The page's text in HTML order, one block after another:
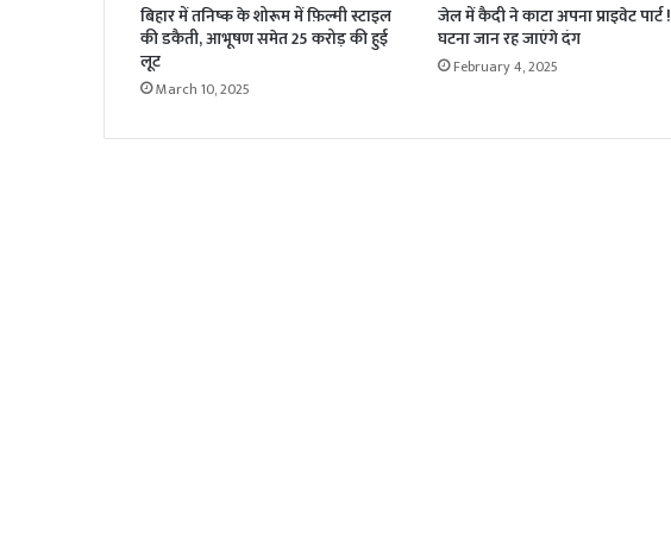
बिहार में तनिष्क के शोरूम में फ़िल्मी स्टाइल
की डकैती, आभूषण समेत 25 करोड़ की हुई
लूट
March 10, 2025
जेल में कैदी ने काटा अपना प्राइवेट पार्ट !
घटना जान रह जाएंगे दंग
February 4, 2025